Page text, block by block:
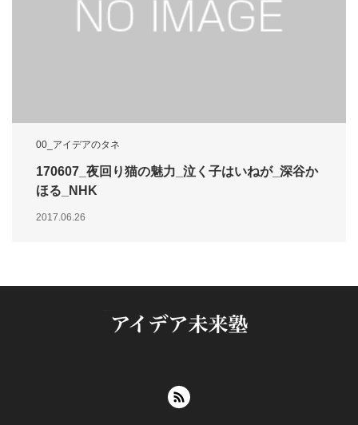
00_アイデアのタネ
170607_夜回り猫の魅力_泣く子はいねが_深谷か
ほる_NHK
2017.06.26